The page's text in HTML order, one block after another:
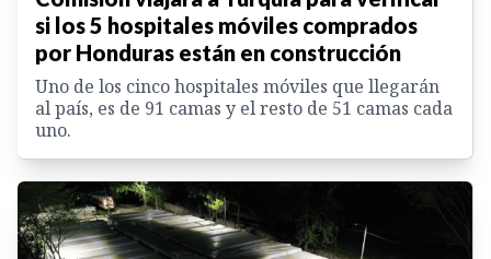
si los 5 hospitales móviles comprados
por Honduras están en construcción
Uno de los cinco hospitales móviles que llegarán
al país, es de 91 camas y el resto de 51 camas cada
uno.